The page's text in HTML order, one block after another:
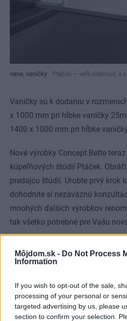
Môjdom.sk - Do Not Process
Information
If you wish to opt-out of the sale,
processing of your personal or
targeted advertising by us, please
section to confirm your selection.
vane, vaničky Ptáček – veľkoobchod, a.s.
Vaničky sú k dodaniu v
x 1000 mm pri hĺbke vaničky
1400 x 1000 mm pri hĺbke
Nové výrobky Concept Bette
kúpeľňových štúdií Ptáček.
predajcu štúdií. Urobte prvý krok
dohodnite si nezáväznú
mnohých ďalších výrobkov
tak všetko potrebné pre Vašu